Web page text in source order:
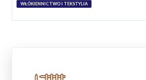
WŁÓKIENNICTWO I TEKSTYLIA